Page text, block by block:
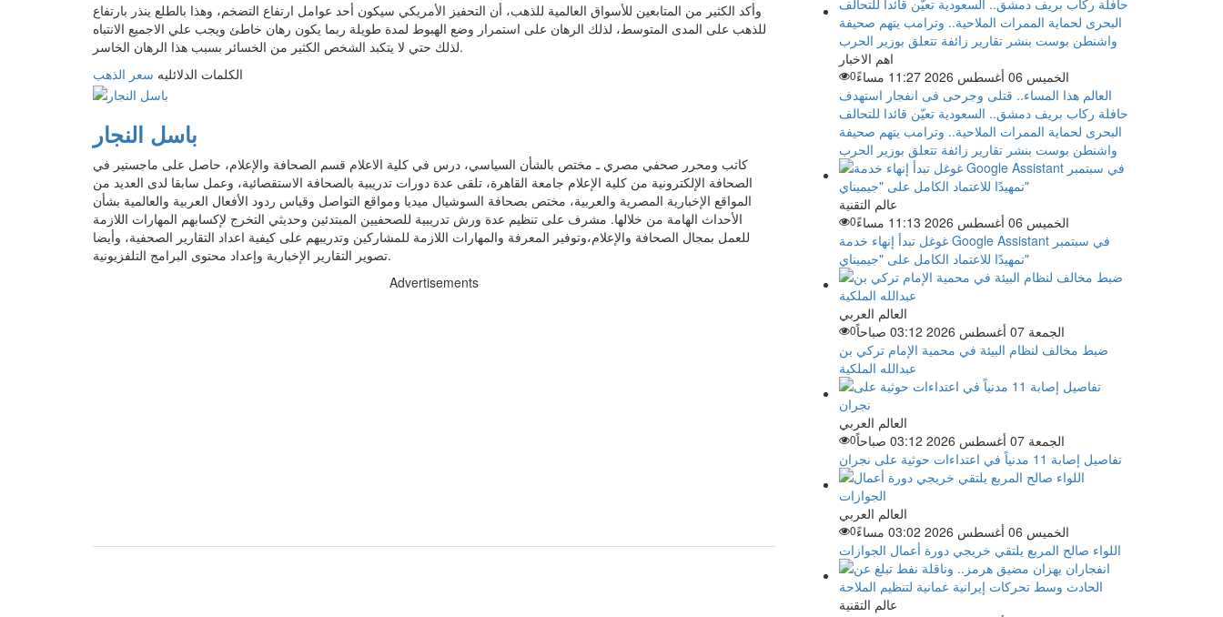
وأكد الكثير من المتابعين للأسواق العالمية للذهب، أن التحفيز الأمريكي سيكون أحد عوامل ارتفاع التضخم، وهذا بالطلع ينذر بارتفاع
للذهب على المدى المتوسط، لذلك الرهان على استمرار وضع الهبوط لمدة طويلة ربما يكون رهان خاطئ ويجب علي الاجميع الانتباه
لذلك حتي لا يتكبد الشخص الكثير من الخسائر بسبب هذا الرهان الخاسر.
الكلمات الدلائليه سعر الذهب
باسل النجار
كاتب ومحرر صحفي مصري ـ مختص بالشأن السياسي، درس في كلية الاعلام قسم الصحافة والإعلام، حاصل على ماجستير في
الصحافة الإلكترونية من كلية الإعلام جامعة القاهرة، تلقى عدة دورات تدريبية بالصحافة الاستقصائية، وعمل سابقا لدى العديد من
المواقع الإخبارية المصرية والعربية، مختص بصحافة السوشيال ميديا ومواقع التواصل وقياس ردود الأفعال العربية والعالمية بشأن
الأحداث الهامة من خلالها. مشرف على تنظيم عدة ورش تدريبية للصحفيين المبتدئين وحديثي التخرج لإكسابهم المهارات اللازمة
للعمل بمجال الصحافة والإعلام،وتوفير المعرفة والمهارات اللازمة للمشاركين وتدريبهم على كيفية اعداد التقارير الصحفية، وأيضا
تصوير التقارير الإخبارية وإعداد محتوى البرامج التلفزيونية.
Advertisements
اهم الاخبار
الخميس 06 أغسطس 2026 11:27 مساءً
0
العالم هذا المساء.. قتلى وجرحى فى انفجار استهدف
حافلة ركاب بريف دمشق.. السعودية تعيّن قائدا للتحالف
البحرى لحماية الممرات الملاحية.. وترامب يتهم صحيفة
واشنطن بوست بنشر تقارير زائفة تتعلق بوزير الحرب
عالم التقنية
الخميس 06 أغسطس 2026 11:13 مساءً
0
غوغل تبدأ إنهاء خدمة Google Assistant في سبتمبر
تمهيدًا للاعتماد الكامل على "جيميناي"
العالم العربي
الجمعة 07 أغسطس 2026 03:12 صباحاً
0
ضبط مخالف لنظام البيئة في محمية الإمام تركي بن
عبدالله الملكية
العالم العربي
الجمعة 07 أغسطس 2026 03:12 صباحاً
0
تفاصيل إصابة 11 مدنياً في اعتداءات حوثية على نجران
العالم العربي
الخميس 06 أغسطس 2026 03:02 مساءً
0
اللواء صالح المربع يلتقي خريجي دورة أعمال الجوازات
عالم التقنية